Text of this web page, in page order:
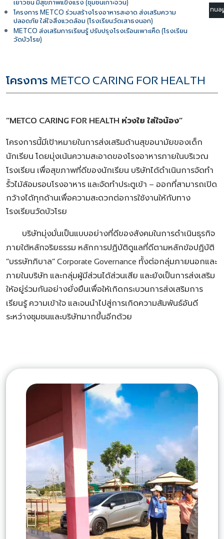
เยาวชน มีสุขภาพแข็งแรง (ชุมชนเกาะจวน)
โครงการ METCO ร่วมสร้างโรงอาหารสะอาด ส่งเสริมความ
ปลอดภัย ใส่ใจสิ่งแวดล้อม (โรงเรียนวัดเสาธงนอก)
METCO ส่งเสริมการเรียนรู้ปรับปรุงโรงเรือนเพาะเห็ด (โรงเรียน
วัดบัวโรย)
โครงการ METCO CARING FOR HEALTH
“METCO CARING FOR HEALTH ห่วงใย ใส่ใจน้อง”
โครงการนี้มีเป้าหมายในการส่งเสริมด้านสุขอนามัยของเด็ก
นักเรียน โดยมุ่งเน้นความสะอาดของโรงอาหารภายในบริเวณ
โรงเรียน เพื่อสุขภาพที่ดีของนักเรียน บริษัทได้ดำเนินการจัดทำ
รั้วไม้ล้อมรอบโรงอาหาร และจัดทำประตูเข้า – ออกที่สามารถเปิด
กว้างได้ทุกด้านเพื่อความสะดวกต่อการใช้งานให้กับทาง
โรงเรียนวัดบัวโรย
บริษัทมุ่งมั่นเป็นแบบอย่างที่ดีของสังคมในการดำเนินธุรกิจ
ภายใต้หลักจริยธรรม หลักการปฏิบัติดูแลที่ดีตามหลักข้อปฏิบัติ
“บรรษัทภิบาล” Corporate Governance ทั้งต่อกลุ่มภายนอกและ
ภายในบริษัท และกลุ่มผู้มีส่วนได้ส่วนเสีย และยังเป็นการส่งเสริม
ให้อยู่ร่วมกันอย่างยั่งยืนเพื่อให้เกิดกระบวนการส่งเสริมการ
เรียนรู้ ความเข้าใจ และจนนำไปสู่การเกิดความสัมพันธ์อันดี
ระหว่างชุมชนและบริษัทมากขึ้นอีกด้วย
☰